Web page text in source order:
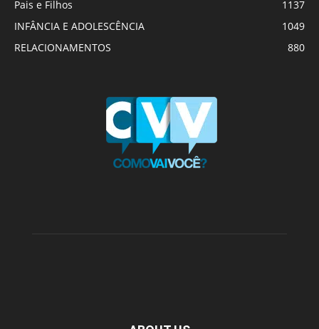
Pais e Filhos
1137
INFÂNCIA E ADOLESCÊNCIA
1049
RELACIONAMENTOS
880